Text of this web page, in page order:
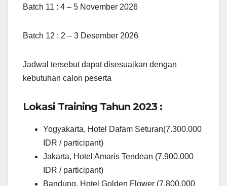
Batch 11 : 4 – 5 November 2026
Batch 12 : 2 – 3 Desember 2026
Jadwal tersebut dapat disesuaikan dengan
kebutuhan calon peserta
Lokasi Training Tahun 2023 :
Yogyakarta, Hotel Dafam Seturan(7.300.000
IDR / participant)
Jakarta, Hotel Amaris Tendean (7.900.000
IDR / participant)
Bandung, Hotel Golden Flower (7.800.000